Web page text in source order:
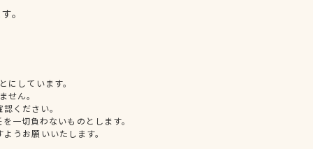
。
しています。
せん。
ください。
一切負わないものとします。
うお願いいたします。